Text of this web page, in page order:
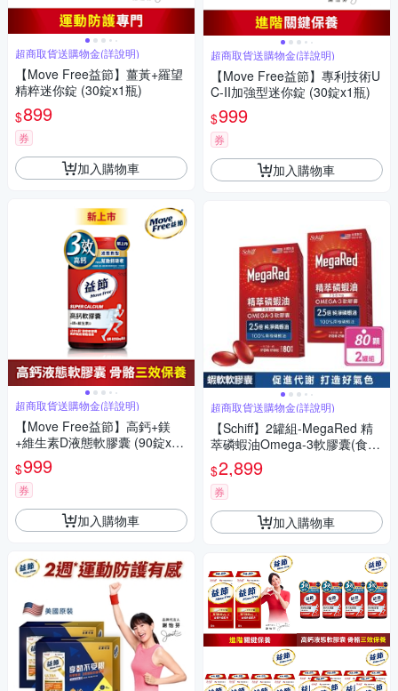
超商取貨送購物金(詳說明)
【Move Free益節】薑黃+羅望
精粹迷你錠 (30錠x1瓶)
$899
券
加入購物車
超商取貨送購物金(詳說明)
【Move Free益節】高鈣+鎂
+維生素D液態軟膠囊 (90錠x1
瓶)
$999
券
加入購物車
超商取貨送購物金(詳說明)
【Move Free益節】專利技術U
C-II加強型迷你錠 (30錠x1瓶)
$999
券
加入購物車
超商取貨送購物金(詳說明)
【Schiff】2罐組-MegaRed 精
萃磷蝦油Omega-3軟膠囊(食
品) (80粒/罐)
$2,899
券
加入購物車